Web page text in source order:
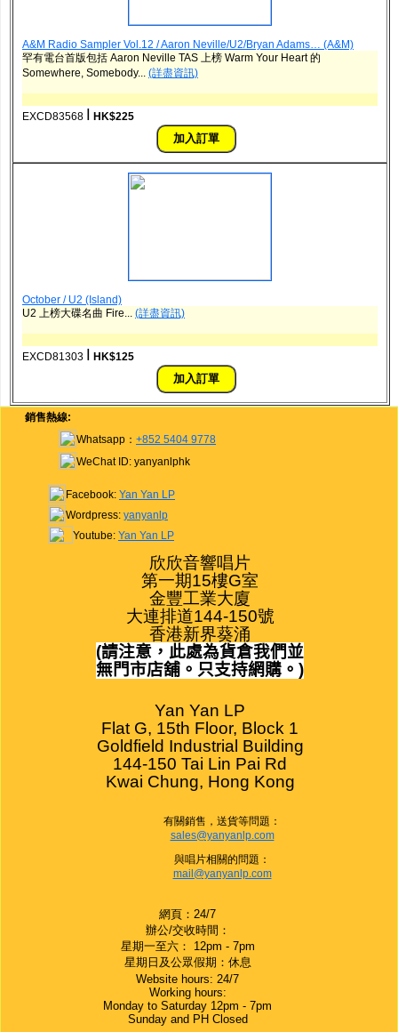
A&M Radio Sampler Vol.12 / Aaron Neville/U2/Bryan Adams… (A&M)
罕有電台首版包括 Aaron Neville TAS 上榜 Warm Your Heart 的
Somewhere, Somebody... (詳盡資訊)
EXCD83568 HK$225
October / U2 (Island)
U2 上榜大碟名曲 Fire... (詳盡資訊)
EXCD81303 HK$125
銷售熱線:
Whatsapp： +852 5404 9778
WeChat ID: yanyanlphk
Facebook: Yan Yan LP
Wordpress: yanyanlp
Youtube: Yan Yan LP
欣欣音響唱片
第一期15樓G室
金豐工業大廈
大連排道144-150號
香港新界葵涌
(請注意，此處為貨倉我們並
無門市店舖。只支持網購。 )
Yan Yan LP
Flat G, 15th Floor, Block 1
Goldfield Industrial Building
144-150 Tai Lin Pai Rd
Kwai Chung, Hong Kong
有關銷售，送貨等問題：
sales@yanyanlp.com
與唱片相關的問題：
mail@yanyanlp.com
網頁：24/7
辦公/交收時間：
星期一至六： 12pm - 7pm
星期日及公眾假期：休息
Website hours: 24/7
Working hours:
Monday to Saturday 12pm - 7pm
Sunday and PH Closed